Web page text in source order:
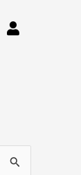
A
n
t